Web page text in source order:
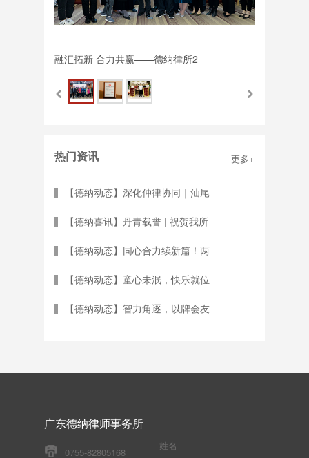
融汇拓新 合力共赢——德纳律所2
热门资讯 更多+
【德纳动态】深化仲律协同｜汕尾
【德纳喜讯】丹青载誉 | 祝贺我所
【德纳动态】同心合力续新篇！两
【德纳动态】童心未泯，快乐就位
【德纳动态】智力角逐，以牌会友
广东德纳律师事务所
0755-82805168
姓名